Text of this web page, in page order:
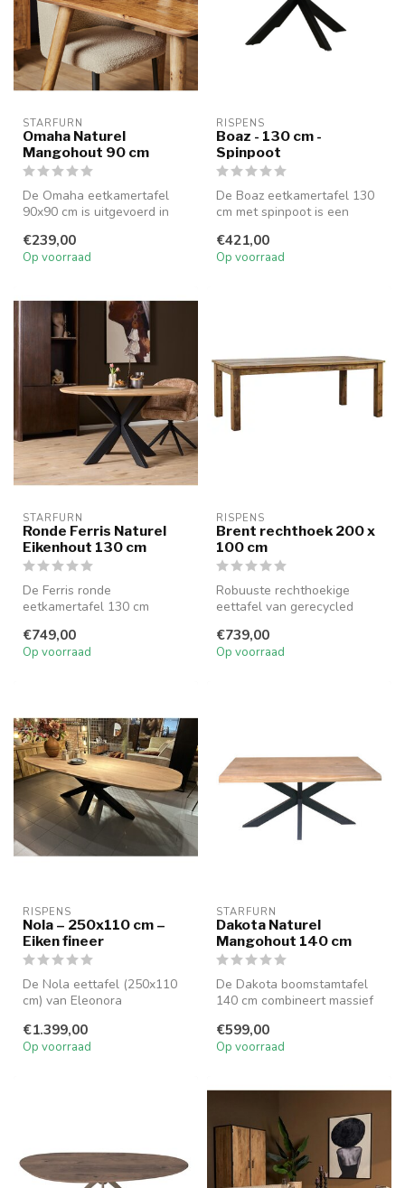
STARFURN
Omaha Naturel
Mangohout 90 cm
De Omaha eetkamertafel
90x90 cm is uitgevoerd in
een ...
€239,00
Op voorraad
RISPENS
Boaz - 130 cm -
Spinpoot
De Boaz eetkamertafel 130
cm met spinpoot is een
mangohout me...
€421,00
Op voorraad
STARFURN
Ronde Ferris Naturel
Eikenhout 130 cm
De Ferris ronde
eetkamertafel 130 cm
eikenhout met een stale...
€749,00
Op voorraad
RISPENS
Brent rechthoek 200 x
100 cm
Robuuste rechthoekige
eettafel van gerecycled
houtstructuur. Aut...
€739,00
Op voorraad
RISPENS
Nola – 250x110 cm –
Eiken fineer
De Nola eettafel (250x110
cm) van Eleonora
fineer met e...
€1.399,00
Op voorraad
STARFURN
Dakota Naturel
Mangohout 140 cm
De Dakota boomstamtafel
140 cm combineert massief
onde...
€599,00
Op voorraad